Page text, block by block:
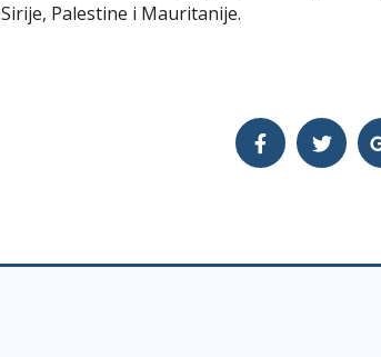
Sirije, Palestine i Mauritanije.